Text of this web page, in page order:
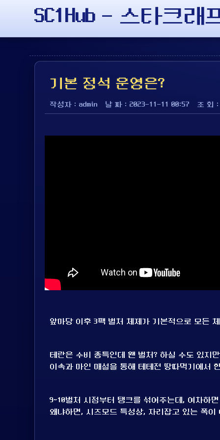
SC1Hub - 스타크
기본 정석 운영은?
작성자 : admin 날 짜 : 2023-11-11 00:57 조 회
앞마당 이후 3팩 벌처 체제가 기본적으로 모든
테란은 수비 종특인데 왠 벌처? 하실 수도 있지
이속과 마인 매설을 통해 테테전 땅따먹기에서
9~10벌처 시점부터 탱크를 섞어주는데, 여차하
왜냐하면, 시즈모드 특성상, 자리잡고 있는 쪽